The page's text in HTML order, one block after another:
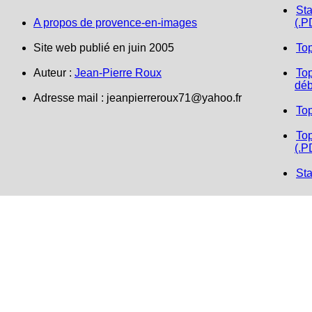
A propos de provence-en-images
Site web publié en juin 2005
Auteur : Jean-Pierre Roux
Adresse mail : jeanpierreroux71@yahoo.fr